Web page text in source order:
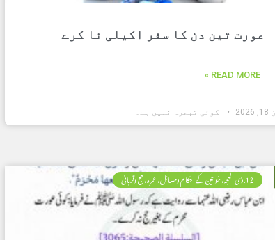
عورت تین دن کا سفر اکیلی نا کرے
READ MORE »
کوئی تبصرہ نہیں ہے۔
12. ذی الحجہ، خواتین کے احکام ومسائل، عمرہ، حج وقربانی